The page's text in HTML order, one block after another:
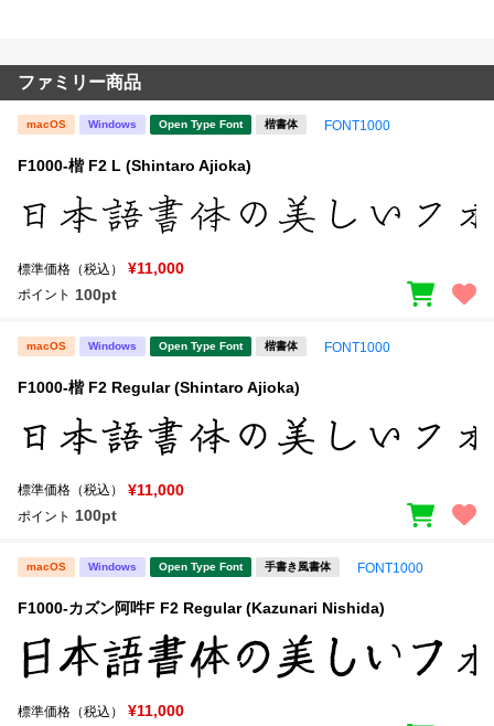
ファミリー商品
macOS Windows Open Type Font 楷書体 FONT1000
F1000-楷 F2 L (Shintaro Ajioka)
標準価格（税込） ¥11,000
ポイント 100pt
macOS Windows Open Type Font 楷書体 FONT1000
F1000-楷 F2 Regular (Shintaro Ajioka)
標準価格（税込） ¥11,000
ポイント 100pt
macOS Windows Open Type Font 手書き風書体 FONT1000
F1000-カズン阿吽F F2 Regular (Kazunari Nishida)
標準価格（税込） ¥11,000